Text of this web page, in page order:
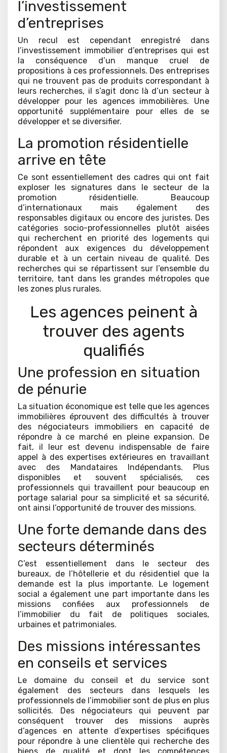
l’investissement
d’entreprises
Un recul est cependant enregistré dans
l’investissement immobilier d’entreprises qui est
la conséquence d’un manque cruel de
propositions à ces professionnels. Des entreprises
qui ne trouvent pas de produits correspondant à
leurs recherches, il s’agit donc là d’un secteur à
développer pour les agences immobilières. Une
opportunité supplémentaire pour elles de se
développer et se diversifier.
La promotion résidentielle
arrive en tête
Ce sont essentiellement des cadres qui ont fait
exploser les signatures dans le secteur de la
promotion résidentielle. Beaucoup
d’internationaux mais également des
responsables digitaux ou encore des juristes. Des
catégories socio-professionnelles plutôt aisées
qui recherchent en priorité des logements qui
répondent aux exigences du développement
durable et à un certain niveau de qualité. Des
recherches qui se répartissent sur l’ensemble du
territoire, tant dans les grandes métropoles que
les zones plus rurales.
Les agences peinent à
trouver des agents
qualifiés
Une profession en situation
de pénurie
La situation économique est telle que les agences
immobilières éprouvent des difficultés à trouver
des négociateurs immobiliers en capacité de
répondre à ce marché en pleine expansion. De
fait, il leur est devenu indispensable de faire
appel à des expertises extérieures en travaillant
avec des Mandataires Indépendants. Plus
disponibles et souvent spécialisés, ces
professionnels qui travaillent pour beaucoup en
portage salarial pour sa simplicité et sa sécurité,
ont ainsi l’opportunité de trouver des missions.
Une forte demande dans des
secteurs déterminés
C’est essentiellement dans le secteur des
bureaux, de l’hôtellerie et du résidentiel que la
demande est la plus importante. Le logement
social a également une part importante dans les
missions confiées aux professionnels de
l’immobilier du fait de politiques sociales,
urbaines et patrimoniales.
Des missions intéressantes
en conseils et services
Le domaine du conseil et du service sont
également des secteurs dans lesquels les
professionnels de l’immobilier sont de plus en plus
sollicités. Des négociateurs qui peuvent par
conséquent trouver des missions auprès
d’agences en attente d’expertises spécifiques
pour répondre à une clientèle qui recherche des